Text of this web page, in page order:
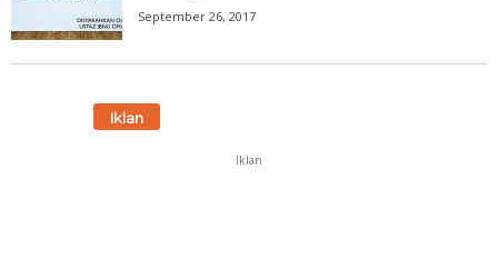
September 26, 2017
Iklan
Iklan